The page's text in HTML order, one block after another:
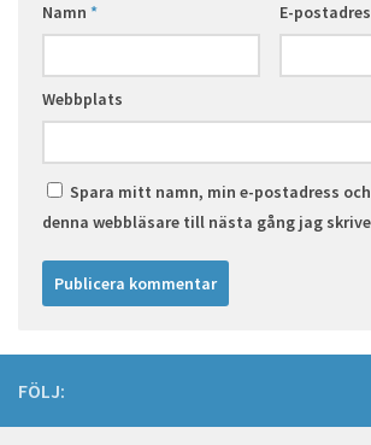
Namn * E-
Webbplats
Spara mitt namn, min e-postadress
denna webbläsare till nästa gång jag
FÖLJ: